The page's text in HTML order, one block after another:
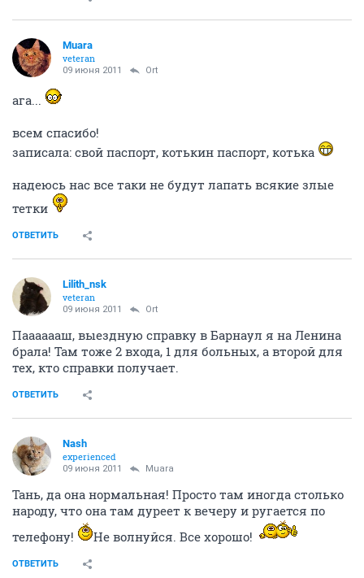
Muara
veteran
09 июня 2011 Ort
ага...
всем спасибо!
записала: свой паспорт, котькин паспорт, котька
надеюсь нас все таки не будут лапать всякие злые
тетки
ОТВЕТИТЬ
Lilith_nsk
veteran
09 июня 2011 Ort
Пааааааш, выездную справку в Барнаул я на Ленина
брала! Там тоже 2 входа, 1 для больных, а второй для
тех, кто справки получает.
ОТВЕТИТЬ
Nash
experienced
09 июня 2011 Muara
Тань, да она нормальная! Просто там иногда столько
народу, что она там дуреет к вечеру и ругается по
телефону!
Не волнуйся. Все хорошо!
ОТВЕТИТЬ